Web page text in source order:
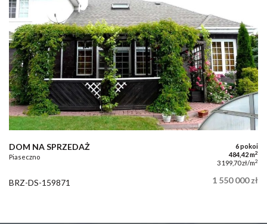
DOM NA SPRZEDAŻ
Piaseczno
6 pokoi
484,42 m2
3 199,70 zł/m2
BRZ-DS-159871 1 550 000 zł